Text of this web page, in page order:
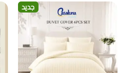
جديد